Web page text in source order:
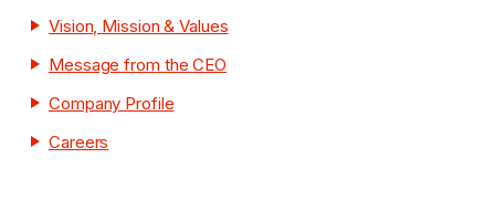
Vision, Mission & Values
Message from the CEO
Company Profile
Careers